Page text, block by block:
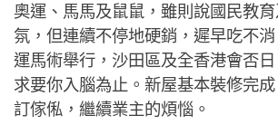
奧運、馬馬及鼠鼠，雖則說國民教
氛，但連續不停地硬銷，遲早吃不
運馬術舉行，沙田區及全香港會否
求要你入腦為止。新屋基本裝修完
訂傢俬，繼續業主的煩惱。